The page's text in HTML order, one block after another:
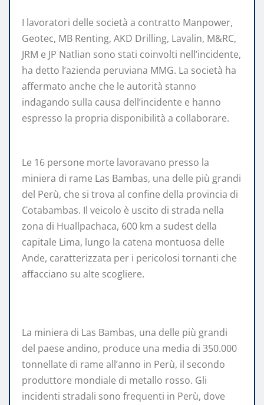
I lavoratori delle società a contratto Manpower,
Geotec, MB Renting, AKD Drilling, Lavalin, M&RC,
JRM e JP Natlian sono stati coinvolti nell’incidente,
ha detto l’azienda peruviana MMG. La società ha
affermato anche che le autorità stanno
indagando sulla causa dell’incidente e hanno
espresso la propria disponibilità a collaborare.
Le 16 persone morte lavoravano presso la
miniera di rame Las Bambas, una delle più grandi
del Perù, che si trova al confine della provincia di
Cotabambas. Il veicolo è uscito di strada nella
zona di Huallpachaca, 600 km a sudest della
capitale Lima, lungo la catena montuosa delle
Ande, caratterizzata per i pericolosi tornanti che
affacciano su alte scogliere.
La miniera di Las Bambas, una delle più grandi
del paese andino, produce una media di 350.000
tonnellate di rame all’anno in Perù, il secondo
produttore mondiale di metallo rosso. Gli
incidenti stradali sono frequenti in Perù, dove